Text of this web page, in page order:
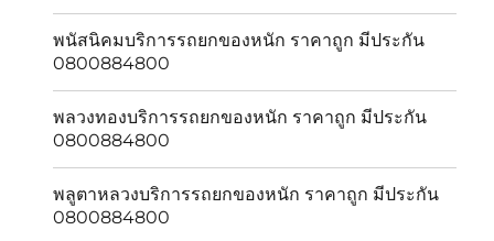
พนัสนิคมบริการรถยกของหนัก ราคาถูก มีประกัน
0800884800
พลวงทองบริการรถยกของหนัก ราคาถูก มีประกัน
0800884800
พลูตาหลวงบริการรถยกของหนัก ราคาถูก มีประกัน
0800884800